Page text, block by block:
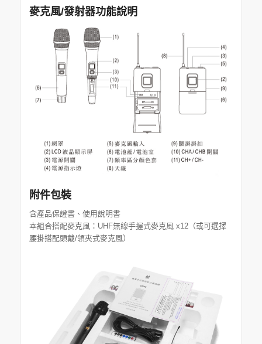
麥克風/發射器功能說明
附件包裝
含產品保證書、使用說明書
本組合搭配麥克風：UHF無線手握式麥克風 x12（或可選擇
腰掛搭配頭戴/領夾式麥克風）